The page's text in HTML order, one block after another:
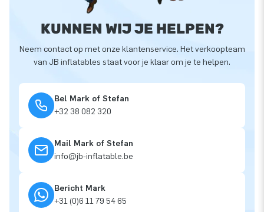
KUNNEN WIJ JE HELPEN?
Neem contact op met onze klantenservice. Het verkoopteam
van JB inflatables staat voor je klaar om je te helpen.
Bel Mark of Stefan
+32 38 082 320
Mail Mark of Stefan
info@jb-inflatable.be
Bericht Mark
+31 (0)6 11 79 54 65